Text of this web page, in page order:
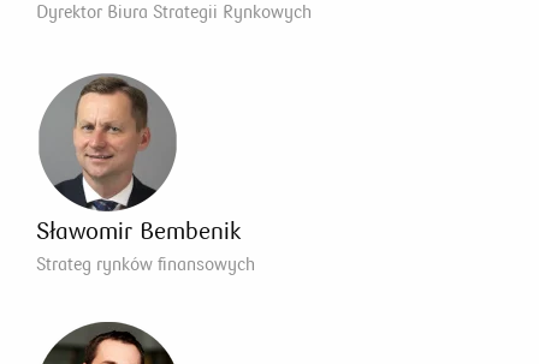
Dyrektor Biura Strategii Rynkowych
Sławomir Bembenik
Strateg rynków finansowych